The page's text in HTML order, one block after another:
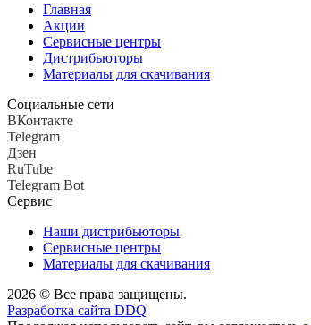
Главная
Акции
Сервисные центры
Дистрибьюторы
Материалы для скачивания
Социальные сети
ВКонтакте
Telegram
Дзен
RuTube
Telegram Bot
Сервис
Наши дистрибьюторы
Сервисные центры
Материалы для скачивания
2026 © Все права защищены.
Разработка сайта DDQ